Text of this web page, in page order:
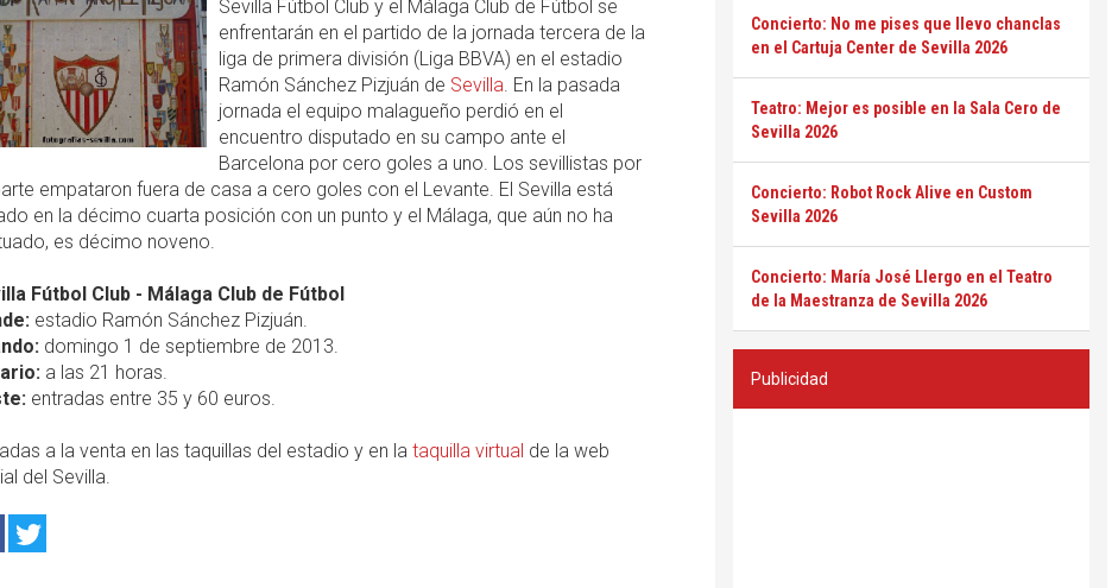
Sevilla Fútbol Club y el Málaga Club de Fútbol se
enfrentarán en el partido de la jornada tercera de la
liga de primera división (Liga BBVA) en el estadio
Ramón Sánchez Pizjuán de Sevilla. En la pasada
jornada el equipo malagueño perdió en el
encuentro disputado en su campo ante el
Barcelona por cero goles a uno. Los sevillistas por
empataron fuera de casa a cero goles con el Levante. El Sevilla está
en la décimo cuarta posición con un punto y el Málaga, que aún no ha
es décimo noveno.
Fútbol Club - Málaga Club de Fútbol
estadio Ramón Sánchez Pizjuán.
domingo 1 de septiembre de 2013.
a las 21 horas.
entradas entre 35 y 60 euros.
a la venta en las taquillas del estadio y en la taquilla virtual de la web
del Sevilla.
Concierto: No me pises que llevo chanclas
en el Cartuja Center de Sevilla 2026
Teatro: Mejor es posible en la Sala Cero de
Sevilla 2026
Concierto: Robot Rock Alive en Custom
Sevilla 2026
Concierto: María José Llergo en el Teatro
de la Maestranza de Sevilla 2026
Publicidad